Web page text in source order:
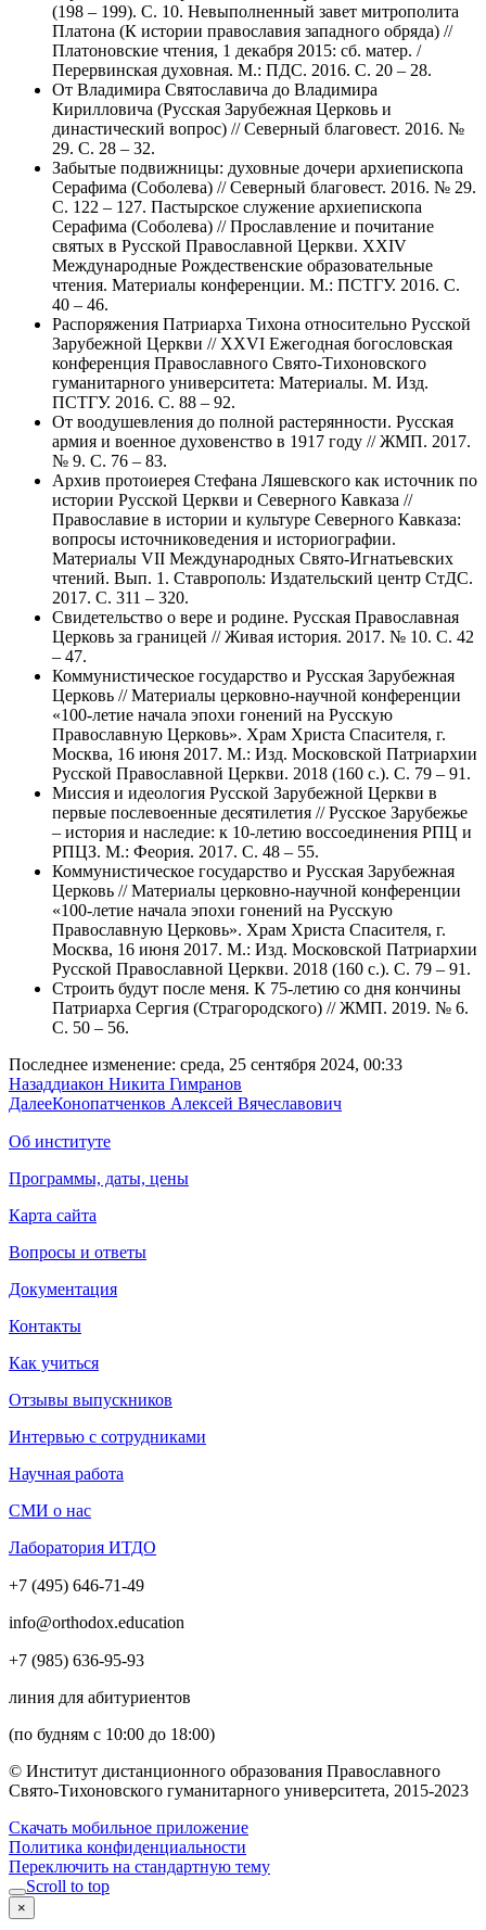
(198 – 199). С. 10. Невыполненный завет митрополита
Платона (К истории православия западного обряда) //
Платоновские чтения, 1 декабря 2015: сб. матер. /
Перервинская духовная. М.: ПДС. 2016. С. 20 – 28.
От Владимира Святославича до Владимира
Кирилловича (Русская Зарубежная Церковь и
династический вопрос) // Северный благовест. 2016. №
29. С. 28 – 32.
Забытые подвижницы: духовные дочери архиепископа
Серафима (Соболева) // Северный благовест. 2016. № 29.
С. 122 – 127. Пастырское служение архиепископа
Серафима (Соболева) // Прославление и почитание
святых в Русской Православной Церкви. XXIV
Международные Рождественские образовательные
чтения. Материалы конференции. М.: ПСТГУ. 2016. С.
40 – 46.
Распоряжения Патриарха Тихона относительно Русской
Зарубежной Церкви // ХХVI Ежегодная богословская
конференция Православного Свято-Тихоновского
гуманитарного университета: Материалы. М. Изд.
ПСТГУ. 2016. С. 88 – 92.
От воодушевления до полной растерянности. Русская
армия и военное духовенство в 1917 году // ЖМП. 2017.
№ 9. С. 76 – 83.
Архив протоиерея Стефана Ляшевского как источник по
истории Русской Церкви и Северного Кавказа //
Православие в истории и культуре Северного Кавказа:
вопросы источниковедения и историографии.
Материалы VII Международных Свято-Игнатьевских
чтений. Вып. 1. Ставрополь: Издательский центр СтДС.
2017. С. 311 – 320.
Свидетельство о вере и родине. Русская Православная
Церковь за границей // Живая история. 2017. № 10. С. 42
– 47.
Коммунистическое государство и Русская Зарубежная
Церковь // Материалы церковно-научной конференции
«100-летие начала эпохи гонений на Русскую
Православную Церковь». Храм Христа Спасителя, г.
Москва, 16 июня 2017. М.: Изд. Московской Патриархии
Русской Православной Церкви. 2018 (160 с.). С. 79 – 91.
Миссия и идеология Русской Зарубежной Церкви в
первые послевоенные десятилетия // Русское Зарубежье
– история и наследие: к 10-летию воссоединения РПЦ и
РПЦЗ. М.: Феория. 2017. С. 48 – 55.
Коммунистическое государство и Русская Зарубежная
Церковь // Материалы церковно-научной конференции
«100-летие начала эпохи гонений на Русскую
Православную Церковь». Храм Христа Спасителя, г.
Москва, 16 июня 2017. М.: Изд. Московской Патриархии
Русской Православной Церкви. 2018 (160 с.). С. 79 – 91.
Строить будут после меня. К 75-летию со дня кончины
Патриарха Сергия (Страгородского) // ЖМП. 2019. № 6.
С. 50 – 56.
Последнее изменение: среда, 25 сентября 2024, 00:33
Назаддиакон Никита Гимранов
ДалееКонопатченков Алексей Вячеславович
Об институте
Программы, даты, цены
Карта сайта
Вопросы и ответы
Документация
Контакты
Как учиться
Отзывы выпускников
Интервью с сотрудниками
Научная работа
СМИ о нас
Лаборатория ИТДО
+7 (495) 646-71-49
info@orthodox.education
+7 (985) 636-95-93
линия для абитуриентов
(по будням с 10:00 до 18:00)
© Институт дистанционного образования Православного
Свято-Тихоновского гуманитарного университета, 2015-2023
Скачать мобильное приложение
Политика конфиденциальности
Переключить на стандартную тему
Scroll to top
×